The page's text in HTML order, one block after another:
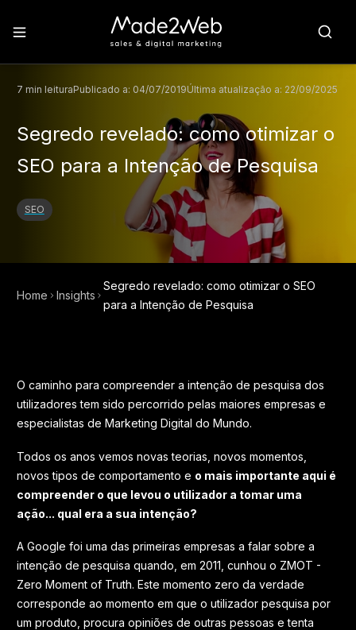
7 min leituraPublicado a: 04/07/2019Última atualização a: 22/09/2025
Segredo revelado: como otimizar o
SEO para a Intenção de Pesquisa
SEO
Home Insights
Segredo revelado: como otimizar o SEO
para a Intenção de Pesquisa
O caminho para compreender a intenção de pesquisa dos
utilizadores tem sido percorrido pelas maiores empresas e
especialistas de Marketing Digital do Mundo.
Todos os anos vemos novas teorias, novos momentos,
novos tipos de comportamento e o mais importante aqui é
compreender o que levou o utilizador a tomar uma
ação... qual era a sua intenção?
A Google foi uma das primeiras empresas a falar sobre a
intenção de pesquisa quando, em 2011, cunhou o ZMOT -
Zero Moment of Truth. Este momento zero da verdade
corresponde ao momento em que o utilizador pesquisa por
um produto, procura opiniões de outras pessoas e tenta